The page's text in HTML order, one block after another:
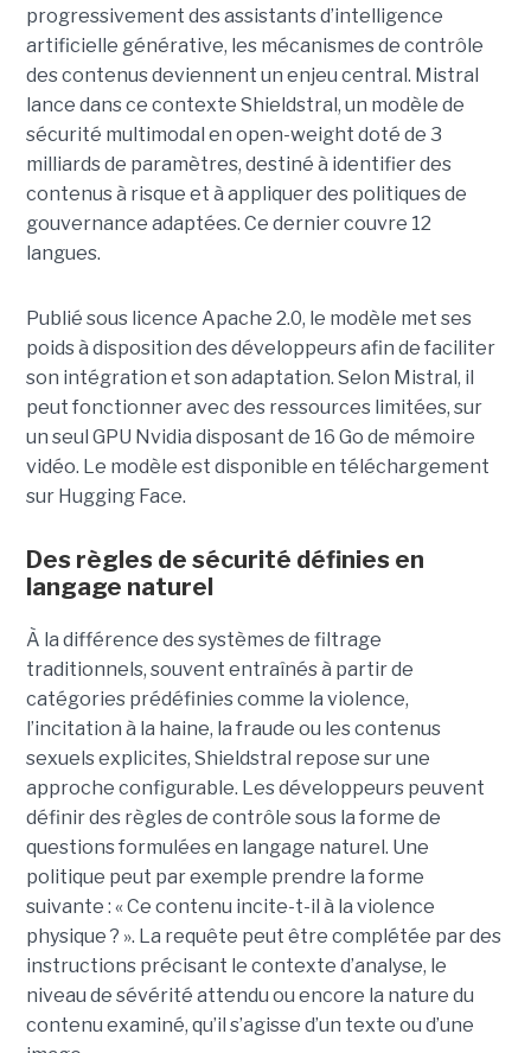
progressivement des assistants d’intelligence
artificielle générative, les mécanismes de contrôle
des contenus deviennent un enjeu central. Mistral
lance dans ce contexte Shieldstral, un modèle de
sécurité multimodal en open-weight doté de 3
milliards de paramètres, destiné à identifier des
contenus à risque et à appliquer des politiques de
gouvernance adaptées. Ce derniercouvre 12
langues.
Publié sous licence Apache 2.0, le modèle met ses
poids à disposition des développeurs afin de faciliter
son intégration et son adaptation. Selon Mistral, il
peut fonctionner avec des ressources limitées, sur
un seul GPU Nvidia disposant de 16 Go de mémoire
vidéo. Le modèle est disponible en téléchargement
sur Hugging Face.
Des règles de sécurité définies en
langage naturel
À la différence des systèmes de filtrage
traditionnels, souvent entraînés à partir de
catégories prédéfinies comme la violence,
l’incitation à la haine, la fraude ou les contenus
sexuels explicites, Shieldstral repose sur une
approche configurable. Les développeurs peuvent
définir des règles de contrôle sous la forme de
questions formulées en langage naturel. Une
politique peut par exemple prendre la forme
suivante : « Ce contenu incite-t-il à la violence
physique ? ». La requête peut être complétée par des
instructions précisant le contexte d’analyse, le
niveau de sévérité attendu ou encore la nature du
contenu examiné, qu’il s’agisse d’un texte ou d’une